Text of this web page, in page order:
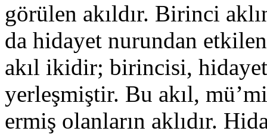
görülen akıldır. Birinci
da hidayet nurundan
akıl ikidir; birincisi,
yerleşmiştir. Bu akıl,
ermiş olanların aklıdır.